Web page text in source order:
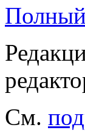
Полный
См.